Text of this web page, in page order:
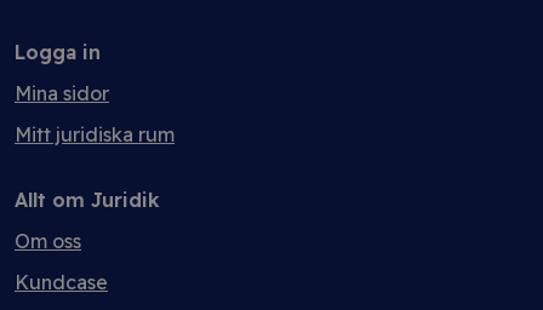
Logga in
Mina sidor
Mitt juridiska rum
Allt om Juridik
Om oss
Kundcase